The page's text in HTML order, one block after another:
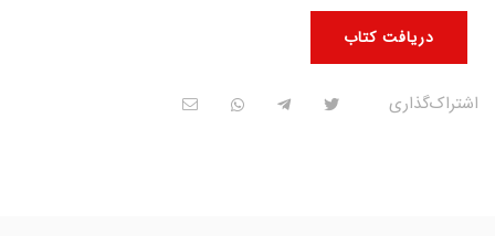
دریافت کتاب
اشتراک‌گذاری